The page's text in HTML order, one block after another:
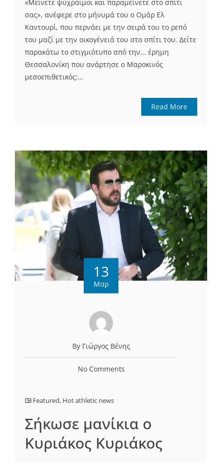
«Μείνετε ψύχραιμοι και παραμείνετε στο σπίτι
σας», ανέφερε στο μήνυμά του ο Ομάρ Ελ
Καντουρί, που περνάει με την σειρά του το ρεπό
του μαζί με την οικογένειά του στο σπίτι του. Δείτε
παρακάτω το στιγμιότυπο από την... έρημη
Θεσσαλονίκη που ανάρτησε ο Μαροκινός
μεσοεπιθετικός:...
Read More
13
Μαρ
By Γιώργος Βένης
No Comments
Featured, Hot athletic news
Σήκωσε μανίκια ο
Κυριάκος Κυριάκος